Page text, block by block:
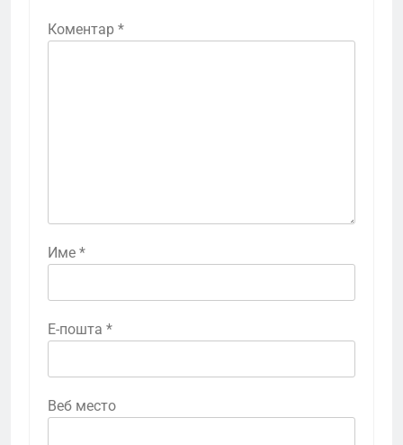
Коментар *
Име *
Е-пошта *
Веб место